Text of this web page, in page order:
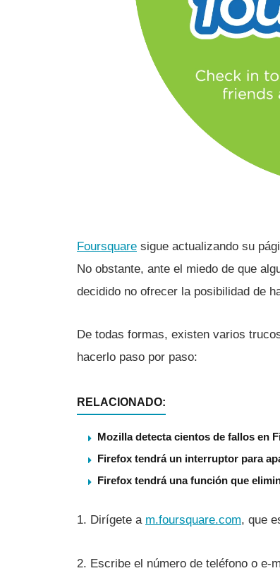
Foursquare sigue actualizando su
No obstante, ante el miedo de que
decidido no ofrecer la posibilidad de
De todas formas, existen varios
hacerlo paso por paso:
RELACIONADO:
Mozilla detecta cientos de fallos en
Firefox tendrá un interruptor para
Firefox tendrá una función que
1. Dirí­gete a m.foursquare.com, que
2. Escribe el número de teléfono o e-